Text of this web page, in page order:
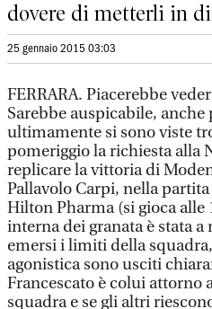
dovere di metterli in
25 gennaio 2015 03:03
FERRARA. Piacerebbe
Sarebbe auspicabile, anche
ultimamente si sono viste
pomeriggio la richiesta alla
replicare la vittoria di
Pallavolo Carpi, nella
Hilton Pharma (si gioca
interna dei granata è stata
emersi i limiti della
agonistica sono usciti
Francescato è colui attorno
squadra e se gli altri